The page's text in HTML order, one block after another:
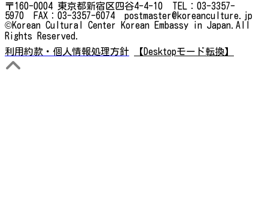
〒160-0004 東京都新宿区四谷4-4-10 TEL：03-3357-
5970 FAX：03-3357-6074 postmaster@koreanculture.jp
©Korean Cultural Center Korean Embassy in Japan.All
Rights Reserved.
利用約款・個人情報処理方針
【Desktopモード転換】